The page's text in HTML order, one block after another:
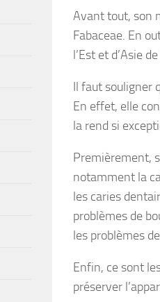
Avant tout, son
Fabaceae. En
l’Est et d’Asie
Il faut souligner
En effet, elle
la rend si
Premièrement,
notamment la
les caries
problèmes de
les problèmes
Enfin, ce sont
préserver